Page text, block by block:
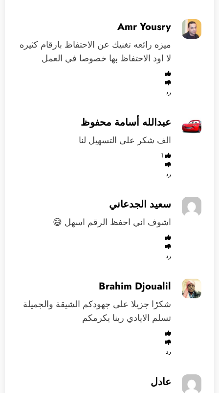
Amr Yousry
ميزه رائعه تغنيك عن الاحتفاظ بارقام كثيره
لا اود الاحتفاظ بها خصوصا في العمل
رد
عبدالله أسامة محفوظ
الف شكر على التسهيل لنا
1
رد
سعيد الجدعاني
اشوف اني احفظ الرقم اسهل 😅
رد
Brahim Djoualil
شكرًا جزيلا على جهودكم الشيقة والجميلة
تسلم الايادي ربنا يكرمكم
رد
عادل